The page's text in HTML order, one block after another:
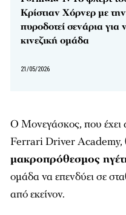
Κρίστιαν Χόρνερ με
πυροδοτεί σενάρια για
κινεζική ομάδα
21/05/2026
Ο Μονεγάσκος, που έχει
Ferrari Driver Academy,
μακροπρόθεσμος
ομάδα να επενδύει σε
από εκείνον.